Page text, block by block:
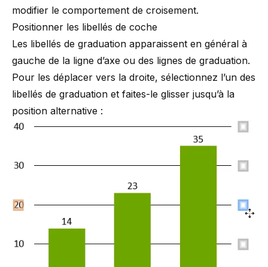
modifier le comportement de croisement.
Positionner les libellés de coche
Les libellés de graduation apparaissent en général à
gauche de la ligne d’axe ou des lignes de graduation.
Pour les déplacer vers la droite, sélectionnez l’un des
libellés de graduation et faites-le glisser jusqu’à la
position alternative :